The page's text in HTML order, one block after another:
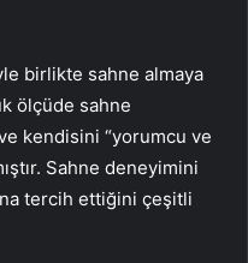
birlikte sahne almaya
ölçüde sahne
kendisini “yorumcu ve
Sahne deneyimini
tercih ettiğini çeşitli